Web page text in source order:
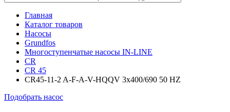
Главная
Каталог товаров
Насосы
Grundfos
Многоступенчатые насосы IN-LINE
CR
CR 45
CR45-11-2 A-F-A-V-HQQV 3x400/690 50 HZ
Подобрать насос